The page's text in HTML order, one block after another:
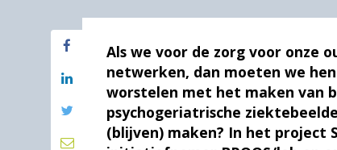
Als we voor de zorg voor onze
netwerken, dan moeten we
worstelen met het maken van
psychogeriatrische
(blijven) maken? In het project